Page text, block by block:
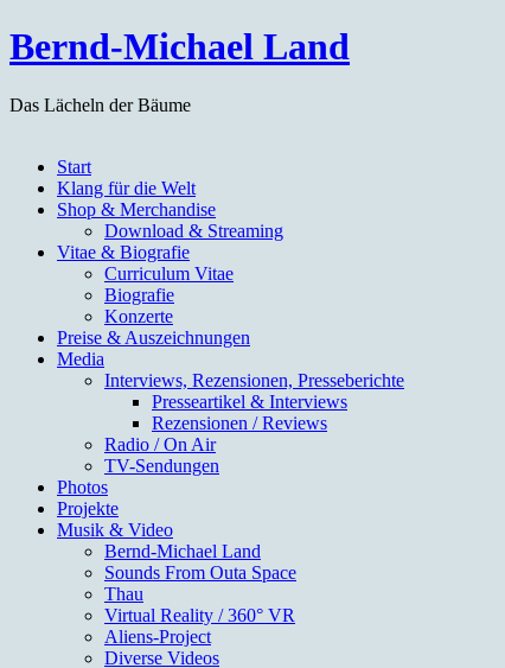
Bernd-Michael Land
Das Lächeln der Bäume
Zum
Inhalt
springen
Start
Klang für die Welt
Shop & Merchandise
Download & Streaming
Vitae & Biografie
Curriculum Vitae
Biografie
Konzerte
Preise & Auszeichnungen
Media
Interviews, Rezensionen, Presseberichte
Presseartikel & Interviews
Rezensionen / Reviews
Radio / On Air
TV-Sendungen
Photos
Projekte
Musik & Video
Bernd-Michael Land
Sounds From Outa Space
Thau
Virtual Reality / 360° VR
Aliens-Project
Diverse Videos